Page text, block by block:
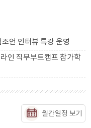
언 인터뷰 특강 운영
인 직무부트캠프 참가학
월간일정 보기